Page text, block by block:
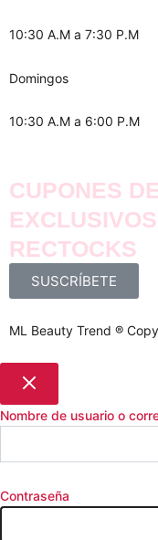
10:30 A.M a 7:30 P.M
Domingos
10:30 A.M a 6:00 P.M
CUPONES
RECTOCKS
SUSCRÍBETE
ML Beauty Trend ®
Nombre de usuario o
Contraseña